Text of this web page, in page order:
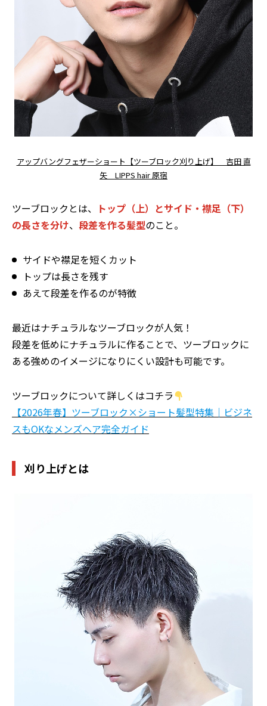
アップバングフェザーショート【ツーブロック刈り上げ】 吉田 直
矢 LIPPS hair 原宿
ツーブロックとは、 トップ（上）とサイド・襟足（下）
の長さを分け、 段差を作る髪型のこと。
サイドや襟足を短くカット
トップは長さを残す
あえて段差を作るのが特徴
最近はナチュラルなツーブロックが人気！
段差を低めにナチュラルに作ることで、ツーブロックに
ある強めのイメージになりにくい設計も可能です。
ツーブロックについて詳しくはコチラ
【2026年春】ツーブロック×ショート髪型特集｜ビジネ
スもOKなメンズヘア完全ガイド
刈り上げとは